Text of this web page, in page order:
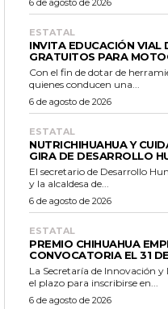
ESTATAL
INVITA EDUCACIÓN VIAL
GRATUITOS PARA
Con el fin de dotar de
quienes conducen una...
6 de agosto de 2026
ESTATAL
NUTRICHIHUAHUA Y
GIRA DE DESARROLLO
El secretario de Desarrollo
y la alcaldesa de...
6 de agosto de 2026
ESTATAL
PREMIO CHIHUAHUA
CONVOCATORIA EL 31
La Secretaría de Innovación
el plazo para inscribirse en...
6 de agosto de 2026